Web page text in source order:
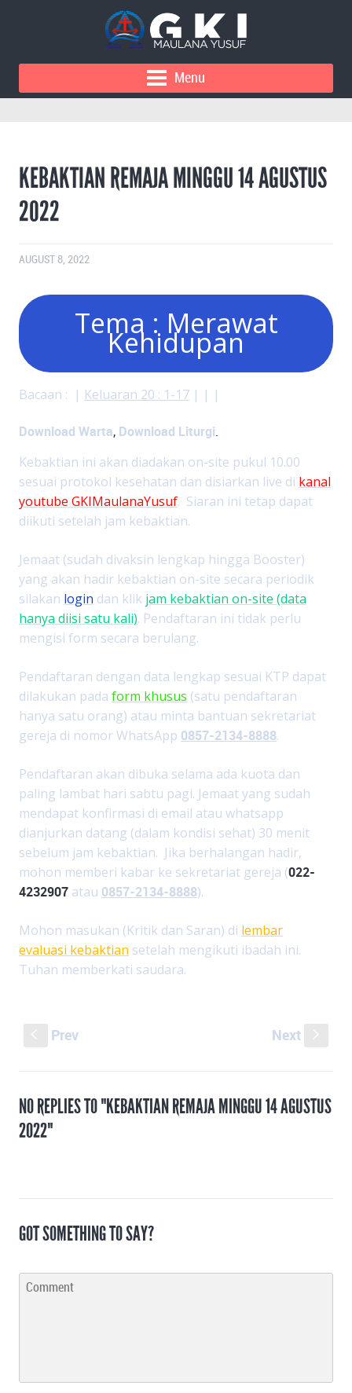
Menu
KEBAKTIAN REMAJA MINGGU 14 AGUSTUS
2022
AUGUST 8, 2022
Tema : Merawat
Kehidupan
Bacaan : | Keluaran 20 : 1-17 | | |
Download Warta, Download Liturgi.
Kebaktian ini akan diadakan on-site pukul 10.00
sesuai protokol kesehatan dan disiarkan live di kanal
youtube GKIMaulanaYusuf. Siaran ini tetap dapat
diikuti setelah jam kebaktian.
Jemaat (sudah divaksin lengkap hingga Booster)
yang akan hadir kebaktian on-site secara periodik
silakan login dan klik jam kebaktian on-site (data
hanya diisi satu kali). Pendaftaran ini tidak perlu
mengisi form secara berulang.
Pendaftaran dengan data lengkap sesuai KTP dapat
dilakukan pada form khusus (satu pendaftaran
hanya satu orang) atau minta bantuan sekretariat
gereja di nomor WhatsApp 0857-2134-8888.
Pendaftaran akan dibuka selama ada kuota dan
paling lambat hari sabtu pagi. Jemaat yang sudah
mendapat konfirmasi di email atau whatsapp
dianjurkan datang (dalam kondisi sehat) 30 menit
sebelum jam kebaktian. Jika berhalangan hadir,
mohon memberi kabar ke sekretariat gereja (022-
4232907 atau 0857-2134-8888).
Mohon masukan (Kritik dan Saran) di lembar
evaluasi kebaktian setelah mengikuti ibadah ini.
Tuhan memberkati saudara.
Prev Next
NO REPLIES TO "KEBAKTIAN REMAJA MINGGU 14 AGUSTUS
2022"
GOT SOMETHING TO SAY?